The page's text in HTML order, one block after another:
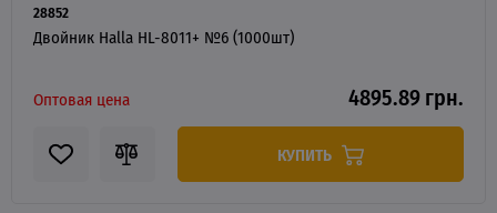
28852
Двойник Halla HL-8011+ №6 (1000шт)
Оптовая цена 4895.89 грн.
КУПИТЬ